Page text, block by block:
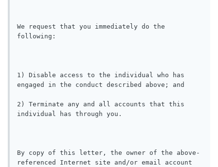
We request that you immediately do the
following:
1) Disable access to the individual who has
engaged in the conduct described above; and
2) Terminate any and all accounts that this
individual has through you.
By copy of this letter, the owner of the above-
referenced Internet site and/or email account